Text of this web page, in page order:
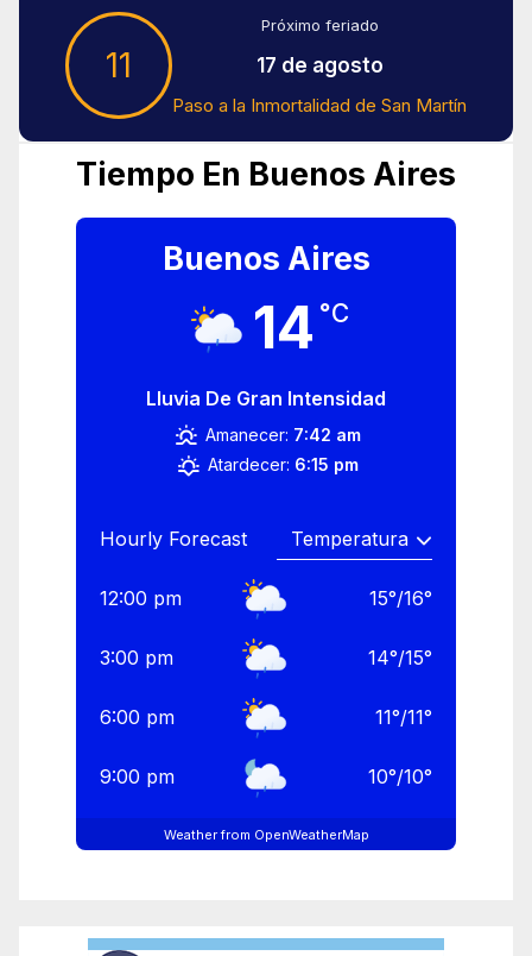
11
Próximo feriado
17 de agosto
Paso a la Inmortalidad de San Martín
Tiempo En Buenos Aires
Buenos Aires
14 °C
Lluvia De Gran Intensidad
Amanecer: 7:42 am
Atardecer: 6:15 pm
Hourly Forecast
12:00 pm 15°/16°
3:00 pm 14°/15°
6:00 pm 11°/11°
9:00 pm 10°/10°
Weather from OpenWeatherMap